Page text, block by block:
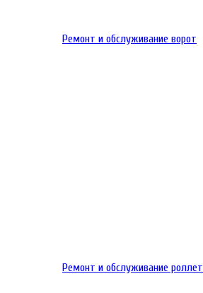
Ремонт и обслуживание ворот
Ремонт и обслуживание роллет